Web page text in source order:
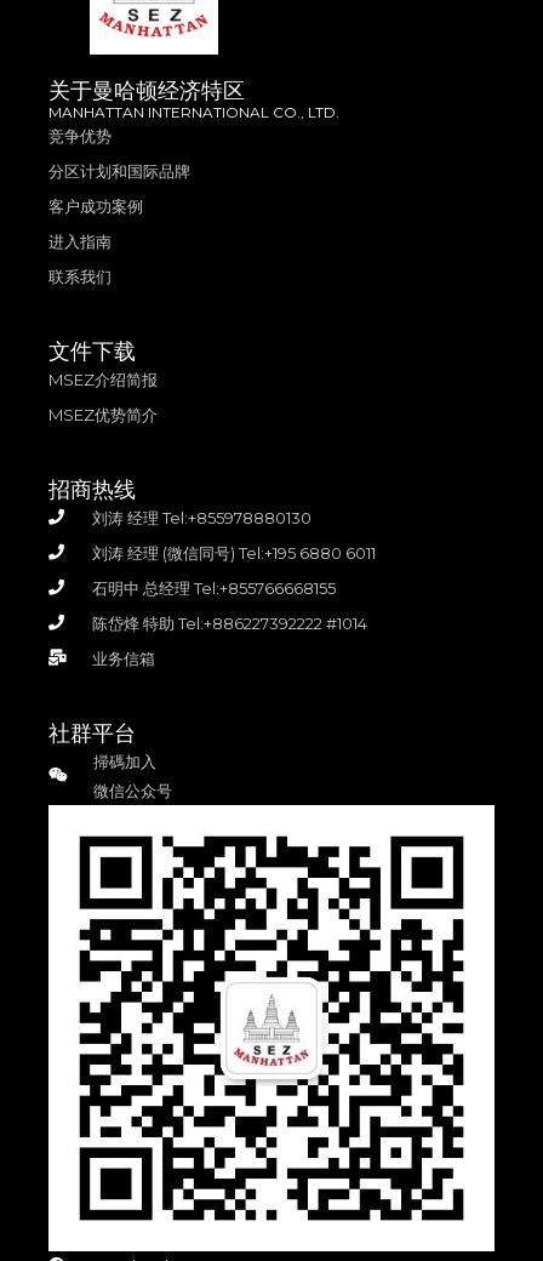
关于曼哈顿经济特区
MANHATTAN INTERNATIONAL CO., LTD.
竞争优势
分区计划和国际品牌
客户成功案例
进入指南
联系我们
文件下载
MSEZ介绍简报
MSEZ优势简介
招商热线
刘涛 经理 Tel:+855978880130
刘涛 经理 (微信同号) Tel:+195 6880 6011
石明中 总经理 Tel:+855766668155
陈岱烽 特助 Tel:+886227392222 #1014
业务信箱
社群平台
掃碼加入
微信公众号